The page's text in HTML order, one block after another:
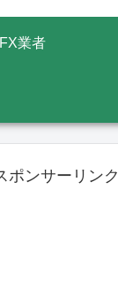
業者
ポンサーリンク